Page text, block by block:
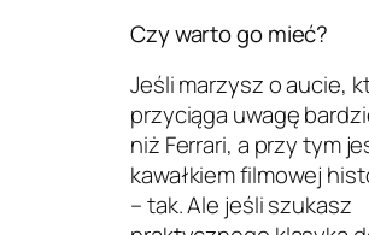
Czy warto go mieć?
Jeśli marzysz o aucie,
przyciąga uwagę
niż Ferrari, a przy tym
kawałkiem filmowej
– tak. Ale jeśli szukasz